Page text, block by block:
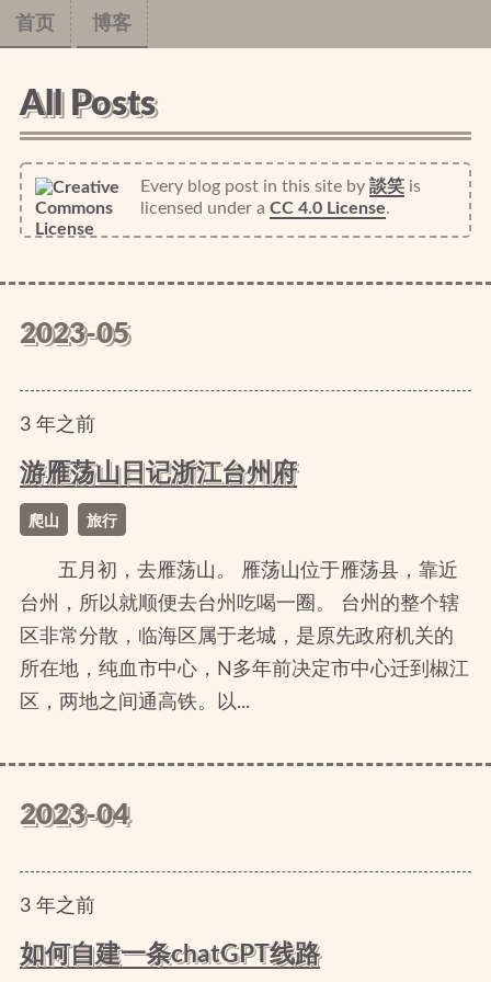
首页 博客
All Posts
Every blog post in this siteby 談笑is
licensed under a CC 4.0 License.
2023-05
3年之前
游雁荡山日记浙江台州府
爬山 旅行
五月初，去雁荡山。 雁荡山位于雁荡县，靠近
台州，所以就顺便去台州吃喝一圈。 台州的整个辖
区非常分散，临海区属于老城，是原先政府机关的
所在地，纯血市中心，N多年前决定市中心迁到椒江
区，两地之间通高铁。以...
2023-04
3年之前
如何自建一条chatGPT线路